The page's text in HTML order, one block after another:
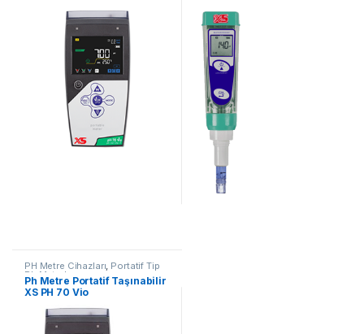
PH Metre Cihazları, Portatif Tip
Ph Metreler
Ph Metre Portatif Taşınabilir
XS PH 70 Vio